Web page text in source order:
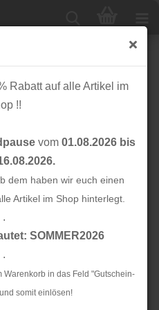
Rabatt auf alle Artikel im
!!
vom 01.08.2026 bis
dem haben wir euch einen
Artikel im Shop hinterlegt.
.
SOMMER2026
.
Warenkorb in das Feld "Gutschein-
somit einlösen!